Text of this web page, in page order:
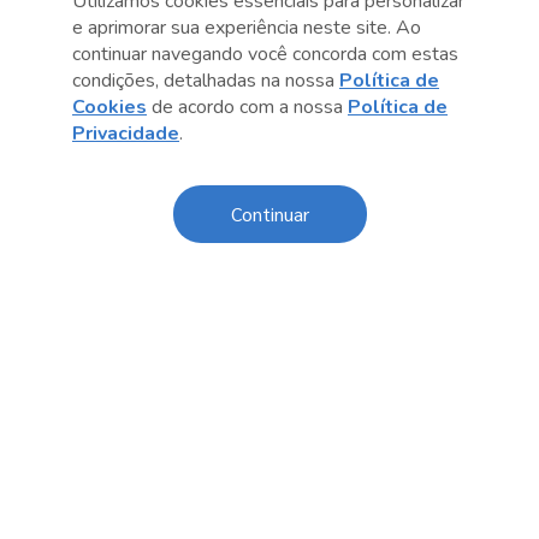
Central de Relacionamento
Transparência
Código de Conduta e Ética
Política de Privacidade
e aprimorar sua experiência neste site. Ao
continuar navegando você concorda com estas
condições, detalhadas na nossa Política de
Cookies de acordo com a nossa Política de
Privacidade.
Continuar